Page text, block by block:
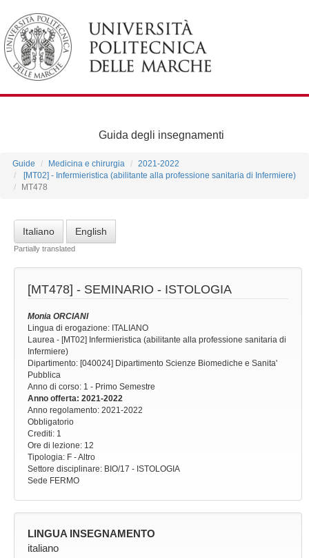
Guida degli insegnamenti
Guide Medicina e chirurgia
2021-2022
[MT02] - Infermieristica (abilitante alla professione sanitaria di Infermiere)
MT478
Italiano English
Partially translated
[MT478] - SEMINARIO - ISTOLOGIA
Monia ORCIANI
Lingua di erogazione: ITALIANO
Laurea - [MT02] Infermieristica (abilitante alla professione sanitaria di
Infermiere)
Dipartimento: [040024] Dipartimento Scienze Biomediche e Sanita'
Pubblica
Anno di corso: 1 - Primo Semestre
Anno offerta: 2021-2022
Anno regolamento: 2021-2022
Obbligatorio
Crediti: 1
Ore di lezione: 12
Tipologia: F - Altro
Settore disciplinare: BIO/17 - ISTOLOGIA
Sede FERMO
LINGUA INSEGNAMENTO
italiano